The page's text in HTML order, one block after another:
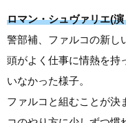
ロマン・シュヴァリエ(
警部補、ファルコの新し
頭がよく仕事に情熱を持
いなかった様子。
ファルコと組むことが決